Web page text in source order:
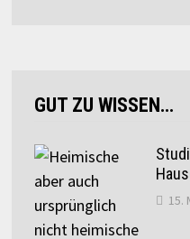
GUT ZU WISSEN…
15.